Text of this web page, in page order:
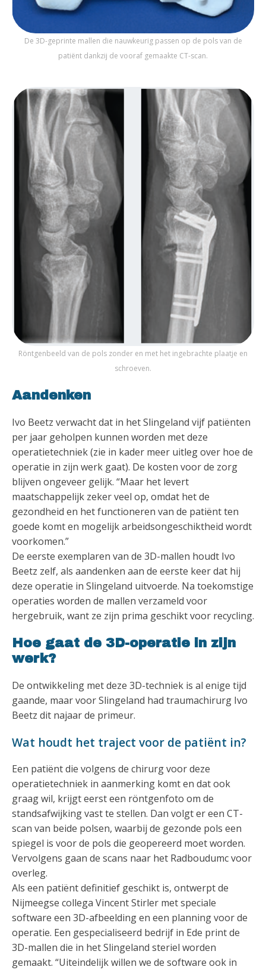
De 3D-geprinte mallen die nauwkeurig passen op de pols van de
patiënt dankzij de vooraf gemaakte CT-scan.
Röntgenbeeld van de pols zonder en met het ingebrachte plaatje en
schroeven.
Aandenken
Ivo Beetz verwacht dat in het Slingeland vijf patiënten
per jaar geholpen kunnen worden met deze
operatietechniek (zie in kader meer uitleg over hoe de
operatie in zijn werk gaat). De kosten voor de zorg
blijven ongeveer gelijk. “Maar het levert
maatschappelijk zeker veel op, omdat het de
gezondheid en het functioneren van de patiënt ten
goede komt en mogelijk arbeidsongeschiktheid wordt
voorkomen.”
De eerste exemplaren van de 3D-mallen houdt Ivo
Beetz zelf, als aandenken aan de eerste keer dat hij
deze operatie in Slingeland uitvoerde. Na toekomstige
operaties worden de mallen verzameld voor
hergebruik, want ze zijn prima geschikt voor recycling.
Hoe gaat de 3D-operatie in zijn
werk?
De ontwikkeling met deze 3D-techniek is al enige tijd
gaande, maar voor Slingeland had traumachirurg Ivo
Beetz dit najaar de primeur.
Wat houdt het traject voor de patiënt in?
Een patiënt die volgens de chirurg voor deze
operatietechniek in aanmerking komt en dat ook
graag wil, krijgt eerst een röntgenfoto om de
standsafwijking vast te stellen. Dan volgt er een CT-
scan van beide polsen, waarbij de gezonde pols een
spiegel is voor de pols die geopereerd moet worden.
Vervolgens gaan de scans naar het Radboudumc voor
overleg.
Als een patiënt definitief geschikt is, ontwerpt de
Nijmeegse collega Vincent Stirler met speciale
software een 3D-afbeelding en een planning voor de
operatie. Een gespecialiseerd bedrijf in Ede print de
3D-mallen die in het Slingeland steriel worden
gemaakt. “Uiteindelijk willen we de software ook in